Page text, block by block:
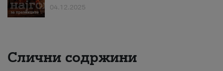
04.12.2025
Слични содржини